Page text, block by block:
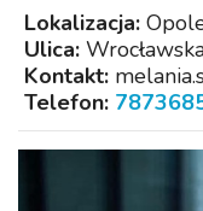
Lokalizacja:
Ulica:
Kontakt:
Telefon: